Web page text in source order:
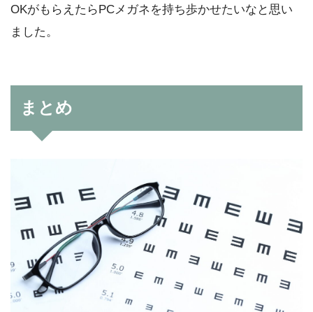
OKがもらえたらPCメガネを持ち歩かせたいなと思い
ました。
まとめ